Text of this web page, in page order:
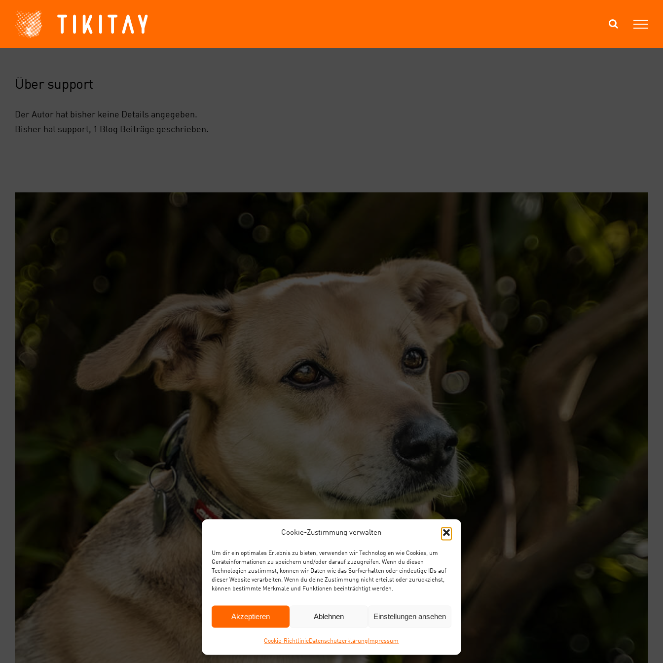
Cookie-Zustimmung verwalten
Um dir ein optimales Erlebnis zu bieten, verwenden wir Technologien wie Cookies, um
Geräteinformationen zu speichern und/oder darauf zuzugreifen. Wenn du diesen
Technologien zustimmst, können wir Daten wie das Surfverhalten oder eindeutige IDs auf
dieser Website verarbeiten. Wenn du deine Zustimmung nicht erteilst oder zurückziehst,
können bestimmte Merkmale und Funktionen beeinträchtigt werden.
Akzeptieren Ablehnen Einstellungen ansehen
Coo­kie-Richt­li­nieDaten­schutz­er­klä­rung Impres­sum
Inhalt
springen
Über support
Der Autor hat bisher keine Details angegeben.
Bisher hat support, 1 Blog Beiträge geschrieben.